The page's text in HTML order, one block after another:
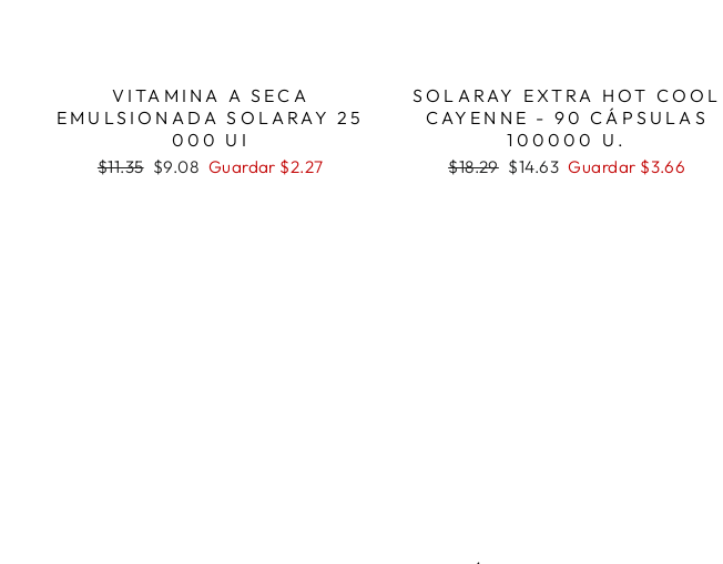
VITAMINA A SECA
EMULSIONADA SOLARAY 25
000 UI
Precio
$11.35 Precio
$9.08 Guardar $2.27
SOLARAY EXTRA HOT COOL
CAYENNE - 90 CÁPSULAS
100000 U.
Precio
$18.29 Precio
$14.63 Guardar $3.66